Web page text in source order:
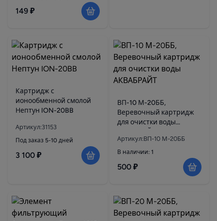
149 ₽
Картридж с
ионообменной смолой
Нептун ION-20BB
Артикул:31153
Под заказ 5-10 дней
3 100 ₽
ВП-10 М-20ББ,
Веревочный картридж
для очистки воды
Артикул:ВП-10 М-20ББ
В наличии: 1
500 ₽